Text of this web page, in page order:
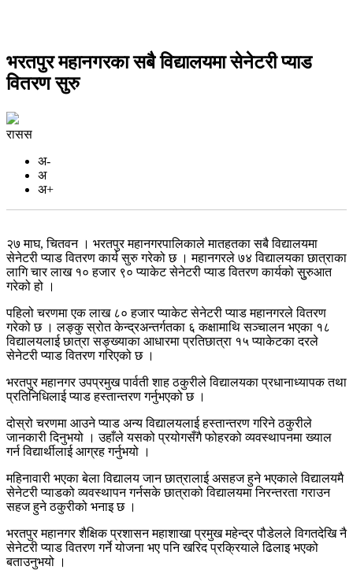
भरतपुर महानगरका सबै विद्यालयमा सेनेटरी प्याड
वितरण सुरु
रासस
अ-
अ
अ+
२७ माघ, चितवन । भरतपुर महानगरपालिकाले मातहतका सबै विद्यालयमा
सेनेटरी प्याड वितरण कार्य सुरु गरेको छ । महानगरले ७४ विद्यालयका छात्राका
लागि चार लाख १० हजार ९० प्याकेट सेनेटरी प्याड वितरण कार्यको सुुरुआत
गरेको हो ।
पहिलो चरणमा एक लाख ८० हजार प्याकेट सेनेटरी प्याड महानगरले वितरण
गरेको छ । लङ्कु स्रोत केन्द्रअन्तर्गतका ६ कक्षामाथि सञ्चालन भएका १८
विद्यालयलाई छात्रा सङ्ख्याका आधारमा प्रतिछात्रा १५ प्याकेटका दरले
सेनेटरी प्याड वितरण गरिएको छ ।
भरतपुर महानगर उपप्रमुख पार्वती शाह ठकुरीले विद्यालयका प्रधानाध्यापक तथा
प्रतिनिधिलाई प्याड हस्तान्तरण गर्नुभएको छ ।
दोस्रो चरणमा आउने प्याड अन्य विद्यालयलाई हस्तान्तरण गरिने ठकुरीले
जानकारी दिनुभयो । उहाँले यसको प्रयोगसँगै फोहरको व्यवस्थापनमा ख्याल
गर्न विद्यार्थीलाई आग्रह गर्नुभयो ।
महिनावारी भएका बेला विद्यालय जान छात्रालाई असहज हुने भएकाले विद्यालयमै
सेनेटरी प्याडको व्यवस्थापन गर्नसके छात्राको विद्यालयमा निरन्तरता गराउन
सहज हुने ठकुरीको भनाइ छ ।
भरतपुर महानगर शैक्षिक प्रशासन महाशाखा प्रमुख महेन्द्र पौडेलले विगतदेखि नै
सेनेटरी प्याड वितरण गर्ने योजना भए पनि खरिद प्रक्रियाले ढिलाइ भएको
बताउनुभयो ।